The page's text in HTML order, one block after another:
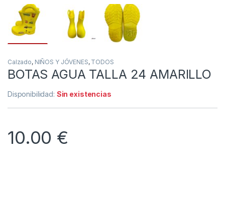
Calzado, NIÑOS Y JÓVENES, TODOS
BOTAS AGUA TALLA 24 AMARILLO
Disponibilidad: Sin existencias
10.00 €